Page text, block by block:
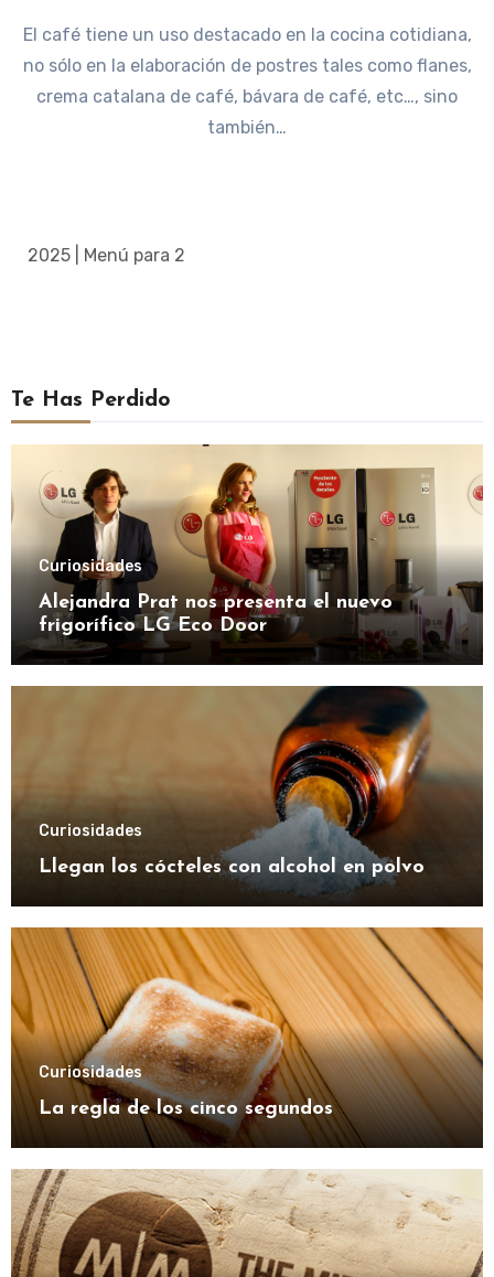
El café tiene un uso destacado en la cocina cotidiana,
no sólo en la elaboración de postres tales como flanes,
crema catalana de café, bávara de café, etc…, sino
también…
2025 | Menú para 2
Te Has Perdido
Curiosidades
Alejandra Prat nos presenta el nuevo
frigorífico LG Eco Door
Curiosidades
Llegan los cócteles con alcohol en polvo
Curiosidades
La regla de los cinco segundos